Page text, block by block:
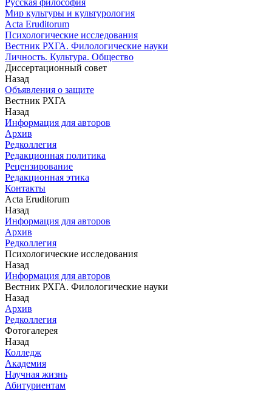
Русская философия
Мир культуры и культурология
Acta Eruditorum
Психологические исследования
Вестник РХГА. Филологические науки
Личность. Культура. Общество
Диссертационный совет
Назад
Объявления о защите
Вестник РХГА
Назад
Информация для авторов
Архив
Редколлегия
Редакционная политика
Рецензирование
Редакционная этика
Контакты
Acta Eruditorum
Назад
Информация для авторов
Архив
Редколлегия
Психологические исследования
Назад
Информация для авторов
Вестник РХГА. Филологические науки
Назад
Архив
Редколлегия
Фотогалерея
Назад
Колледж
Академия
Научная жизнь
Абитуриентам